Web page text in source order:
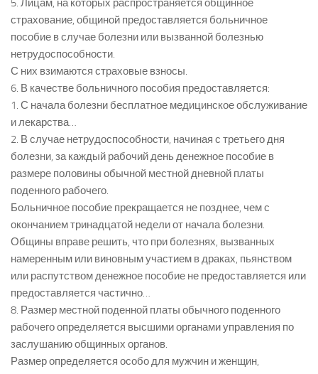
5. Лицам, на которых распространяется общинное
страхование, общиной предоставляется больничное
пособие в случае болезни или вызванной болезнью
нетрудоспособности.
С них взимаются страховые взносы.
6. В качестве больничного пособия предоставляется:
1. С начала болезни бесплатное медицинское обслуживание
и лекарства…
2. В случае нетрудоспособности, начиная с третьего дня
болезни, за каждый рабочий день денежное пособие в
размере половины обычной местной дневной платы
поденного рабочего.
Больничное пособие прекращается не позднее, чем с
окончанием тринадцатой недели от начала болезни.
Общины вправе решить, что при болезнях, вызванных
намеренным или виновным участием в драках, пьянством
или распутством денежное пособие не предоставляется или
предоставляется частично…
8. Размер местной поденной платы обычного поденного
рабочего определяется высшими органами управления по
заслушанию общинных органов.
Размер определяется особо для мужчин и женщин,